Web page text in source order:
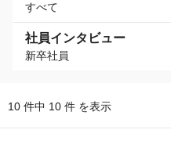
すべて
社員インタビュー
新卒社員
10 件中 10 件 を表示